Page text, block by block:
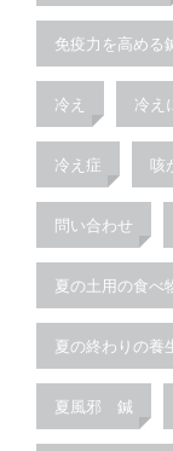
免疫力を高める
冷え 冷え
冷え症 咳
問い合わせ
夏の土用の食べ
夏の終わりの養
夏風邪 鍼